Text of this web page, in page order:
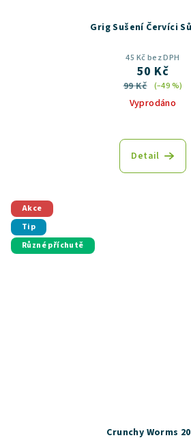
Grig Sušení Červíci
45 Kč bez DPH
50 Kč
99 Kč (–49 %)
Vyprodáno
Detail
Akce
Tip
Různé příchutě
Crunchy Worms